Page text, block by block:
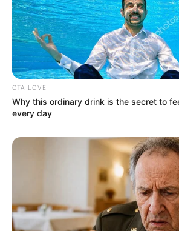
CTA LOVE
Why this ordinary drink is the secret to
every day